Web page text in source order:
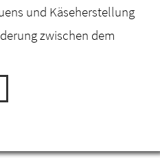
und Käseherstellung
zwischen dem